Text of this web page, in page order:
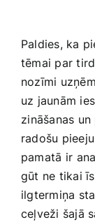
Paldies, ka
tēmai par
nozīmi
uz jaunām
⁣zināšanas
radošu
‌pamatā ⁢ir
gūt ne ‍tikai
ilgtermiņa
ceļveži‍ šajā